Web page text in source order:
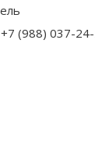
+7 (988) 037-